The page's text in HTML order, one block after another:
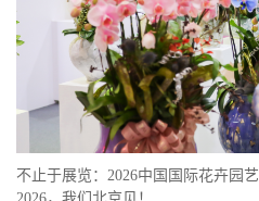
不止于展览：2026中国国际花卉园